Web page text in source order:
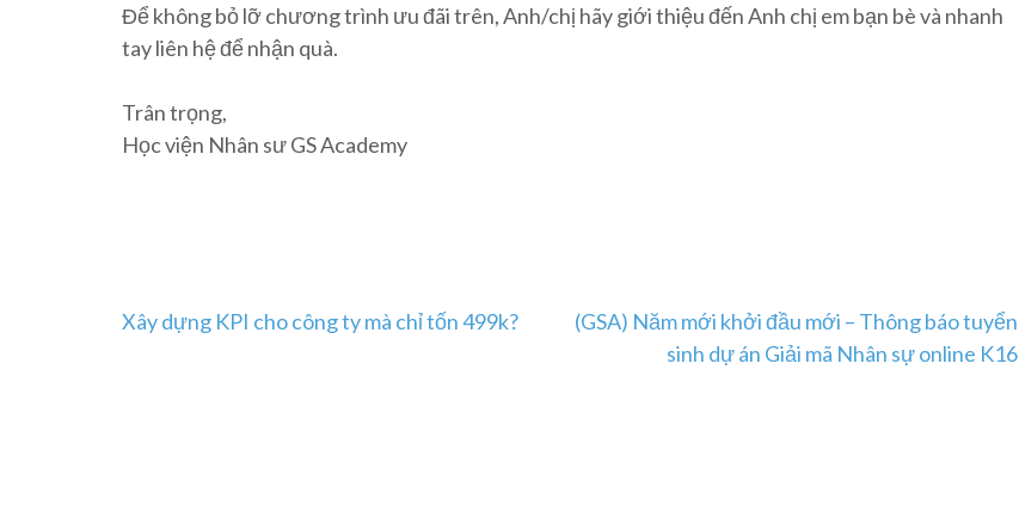
Để không bỏ lỡ chương trình ưu đãi trên, Anh/chị hãy giới thiệu đến Anh chị em bạn bè và nhanh
tay liên hệ để nhận quà.
Trân trọng,
Học viện Nhân sư GS Academy
Post
Xây dựng KPI cho công ty mà chỉ tốn 499k?
(GSA) Năm mới khởi đầu mới – Thông báo tuyển
sinh dự án Giải mã Nhân sự online K16